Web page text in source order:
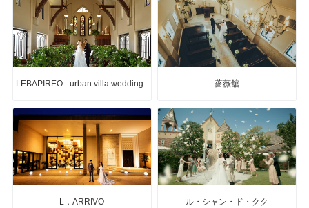
LEBAPIREO - urban villa wedding - 薔薇舘
L，ARRIVO ル・シャン・ド・クク